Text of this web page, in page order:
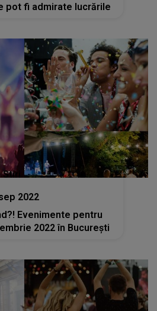
pot fi admirate lucrările
Stiri
2022
Evenimente pentru
2022 în București